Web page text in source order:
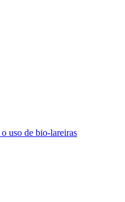
o uso de bio-lareiras